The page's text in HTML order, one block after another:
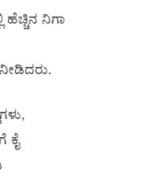
ನಿಗಾ
ಕೈ